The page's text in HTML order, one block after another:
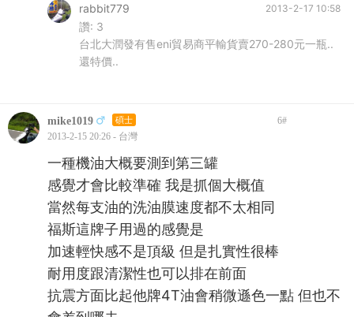
2013-2-17 10:58
rabbit779
讚: 3
台北大潤發有售eni貿易商平輸貨賣270-280元一瓶..
還特價..
mike1019 碩士 6#
2013-2-15 20:26 - 台灣
一種機油大概要測到第三罐
感覺才會比較準確 我是抓個大概值
當然每支油的洗油膜速度都不太相同
福斯這牌子用過的感覺是
加速輕快感不是頂級 但是扎實性很棒
耐用度跟清潔性也可以排在前面
抗震方面比起他牌4T油會稍微遜色一點 但也不